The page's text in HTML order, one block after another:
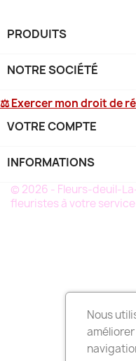
PRODUITS
NOTRE SOCIÉTÉ
⚖ Exercer mon droit de
VOTRE COMPTE
INFORMATIONS
© 2026 - Fleurs-deuil-
fleuristes à votre service
Nous